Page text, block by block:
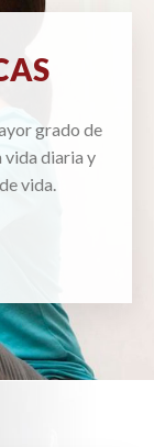
grado de
vida diaria y
vida.